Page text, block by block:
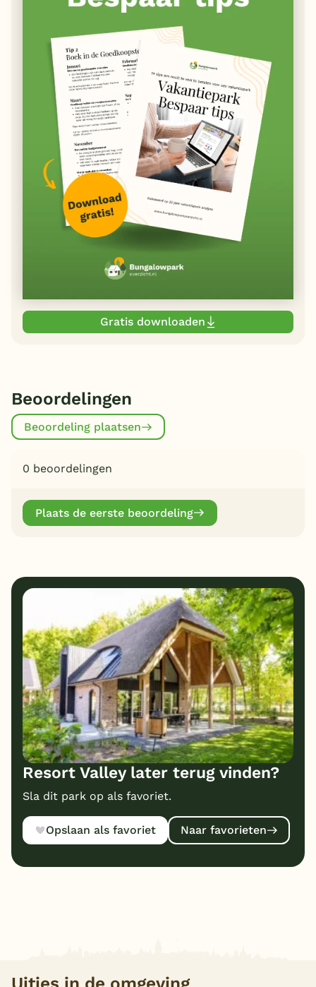
Gratis downloaden
Beoordelingen
Beoordeling plaatsen
0 beoordelingen
Plaats de eerste beoordeling
Resort Valley later terug vinden?
Sla dit park op als favoriet.
Opslaan als favoriet Naar favorieten